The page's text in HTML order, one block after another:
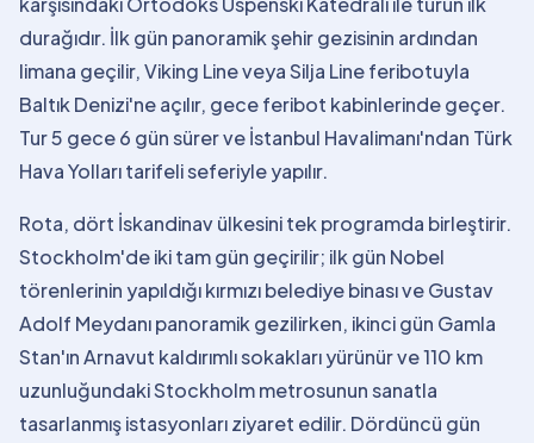
durağıdır. İlk gün panoramik şehir gezisinin ardından
limana geçilir, Viking Line veya Silja Line feribotuyla
Baltık Denizi'ne açılır, gece feribot kabinlerinde geçer.
Tur 5 gece 6 gün sürer ve İstanbul Havalimanı'ndan Türk
Hava Yolları tarifeli seferiyle yapılır.
Rota, dört İskandinav ülkesini tek programda birleştirir.
Stockholm'de iki tam gün geçirilir; ilk gün Nobel
törenlerinin yapıldığı kırmızı belediye binası ve Gustav
Adolf Meydanı panoramik gezilirken, ikinci gün Gamla
Stan'ın Arnavut kaldırımlı sokakları yürünür ve 110 km
uzunluğundaki Stockholm metrosunun sanatla
tasarlanmış istasyonları ziyaret edilir. Dördüncü gün